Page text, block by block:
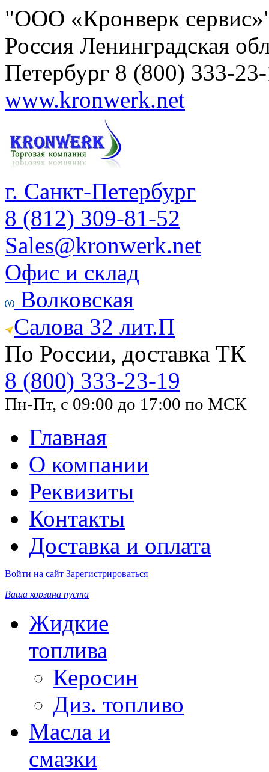
"ООО «Кронверк
Россия Ленинградская
Петербург 8 (800) 333-
www.kronwerk.net
г. Санкт-Петербург
8 (812) 309-81-52
Sales@kronwerk.net
Офис и склад
Волковская
Салова 32 лит.П
По России, доставка ТК
8 (800) 333-23-19
Пн-Пт, с 09:00 до 17:00 по МСК
Главная
О компании
Реквизиты
Контакты
Доставка и оплата
Войти на сайт Зарегистрироваться
Ваша корзина пуста
Жидкие
топлива
Керосин
Диз. топливо
Масла и
смазки